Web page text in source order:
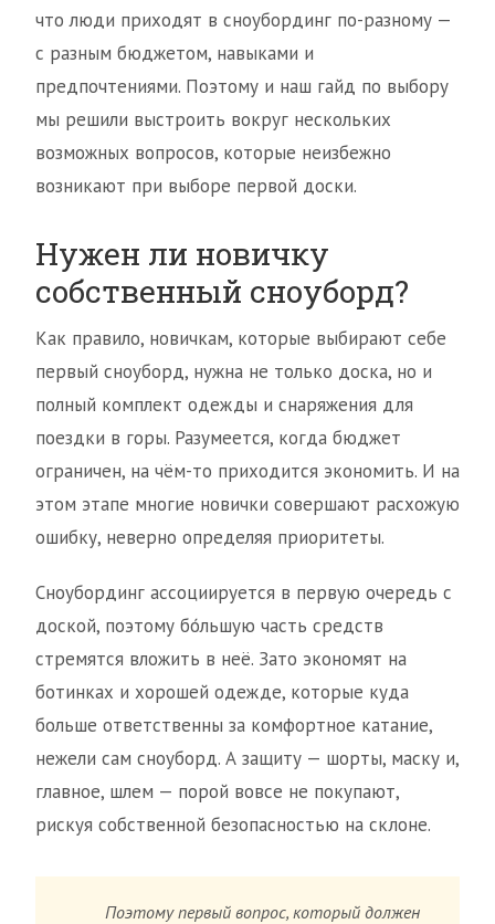
что люди приходят в сноубординг по-разному —
с разным бюджетом, навыками и
предпочтениями. Поэтому и наш гайд по выбору
мы решили выстроить вокруг нескольких
возможных вопросов, которые неизбежно
возникают при выборе первой доски.
Нужен ли новичку
собственный сноуборд?
Как правило, новичкам, которые выбирают себе
первый сноуборд, нужна не только доска, но и
полный комплект одежды и снаряжения для
поездки в горы. Разумеется, когда бюджет
ограничен, на чём-то приходится экономить. И на
этом этапе многие новички совершают расхожую
ошибку, неверно определяя приоритеты.
Сноубординг ассоциируется в первую очередь с
доской, поэтому бо́льшую часть средств
стремятся вложить в неё. Зато экономят на
ботинках и хорошей одежде, которые куда
больше ответственны за комфортное катание,
нежели сам сноуборд. А защиту — шорты, маску и,
главное, шлем — порой вовсе не покупают,
рискуя собственной безопасностью на склоне.
Поэтому первый вопрос, который должен